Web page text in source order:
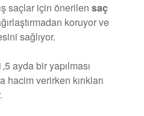
saçlar için önerilen saç
koruyor ve
sağlıyor.
ayda bir yapılması
verirken kırıkları